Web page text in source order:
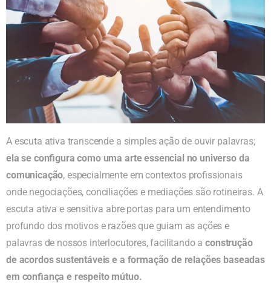
A escuta ativa transcende a simples ação de ouvir palavras;
ela se configura como uma arte essencial no universo da
comunicação, especialmente em contextos profissionais
onde negociações, conciliações e mediações são rotineiras. A
escuta ativa e sensitiva abre portas para um entendimento
profundo dos motivos e razões que guiam as ações e
palavras de nossos interlocutores, facilitando aconstrução
de acordos sustentáveis e a formação de relações baseadas
em confiança e respeito mútuo.